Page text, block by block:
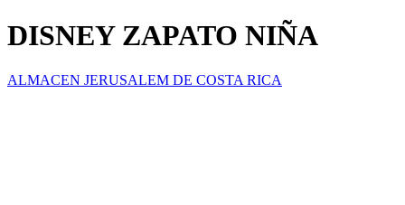
DISNEY ZAPATO NIÑA
ALMACEN JERUSALEM DE COSTA RICA